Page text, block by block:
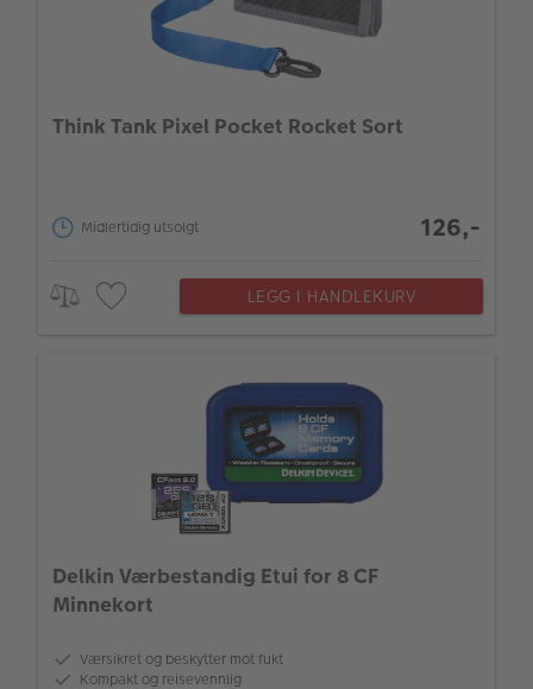
Think Tank Pixel Pocket Rocket Sort
Midlertidig utsolgt 126,-
LEGG I HANDLEKURV
Delkin Værbestandig Etui for 8 CF
Minnekort
Værsikret og beskytter mot fukt
Kompakt og reisevennlig